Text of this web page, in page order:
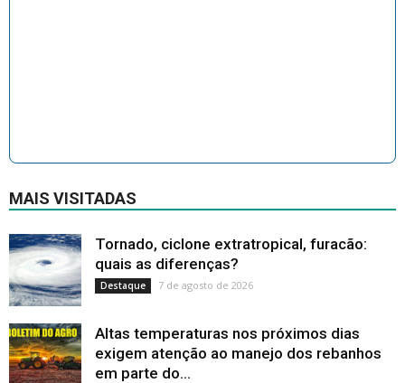
MAIS VISITADAS
Tornado, ciclone extratropical, furacão:
quais as diferenças?
Destaque 7 de agosto de 2026
Altas temperaturas nos próximos dias
exigem atenção ao manejo dos rebanhos
em parte do...